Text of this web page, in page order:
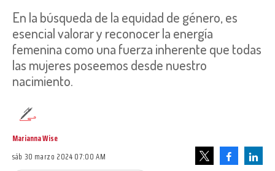
En la búsqueda de la equidad de género, es
esencial valorar y reconocer la energía
femenina como una fuerza inherente que todas
las mujeres poseemos desde nuestro
nacimiento.
Marianna Wise
sáb 30 marzo 2024 07:00 AM
Facebook